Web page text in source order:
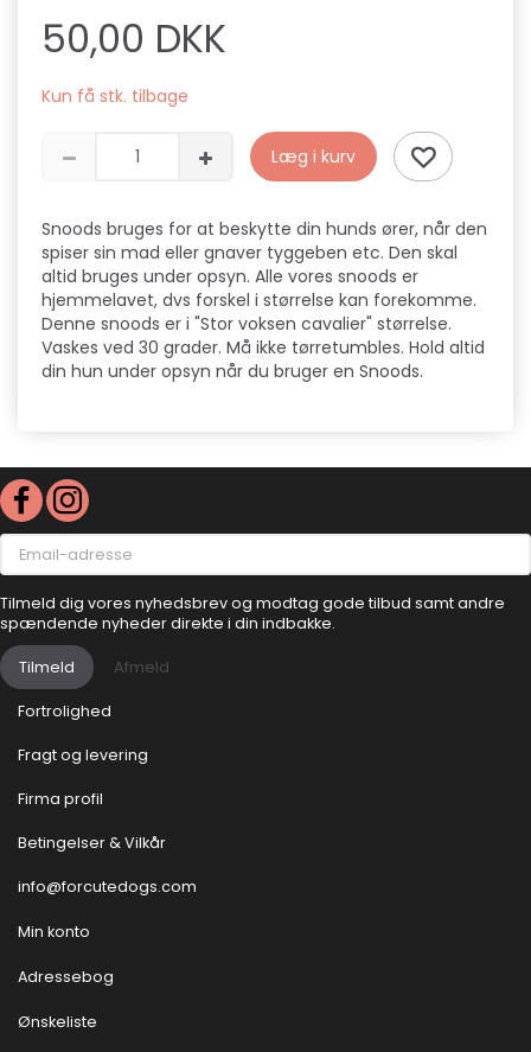
50,00 DKK
Kun få stk. tilbage
Læg i kurv
Snoods bruges for at beskytte din hunds ører, når den
spiser sin mad eller gnaver tyggeben etc. Den skal
altid bruges under opsyn. Alle vores snoods er
hjemmelavet, dvs forskel i størrelse kan forekomme.
Denne snoods er i "Stor voksen cavalier" størrelse.
Vaskes ved 30 grader. Må ikke tørretumbles. Hold altid
din hun under opsyn når du bruger en Snoods.
Email-
adresse
Tilmeld dig vores nyhedsbrev og modtag gode tilbud samt andre
spændende nyheder direkte i din indbakke.
Tilmeld Afmeld
Fortrolighed
Fragt og levering
Firma profil
Betingelser & Vilkår
info@forcutedogs.com
Min konto
Adressebog
Ønskeliste